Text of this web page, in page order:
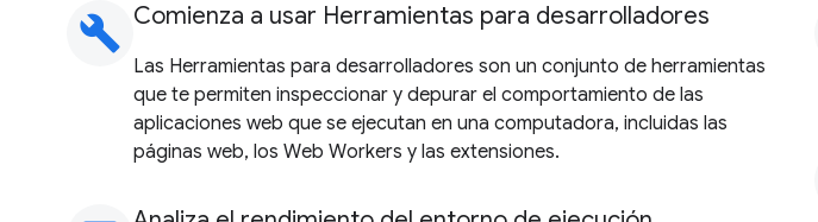
build Comienza a usar Herramientas para desarrolladores
Las Herramientas para desarrolladores son un conjunto de herramientas
que te permiten inspeccionar y depurar el comportamiento de las
aplicaciones web que se ejecutan en una computadora, incluidas las
páginas web, los Web Workers y las extensiones.